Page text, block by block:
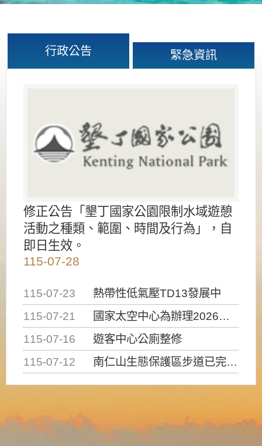
行政公告 緊急資訊
修正公告「墾丁國家公園限制水域遊憩
活動之種類、範圍、時間及行為」，自
即日生效。
115-07-28
115-07-23
熱帶性低氣壓TD13發展中
115-07-21
國家太空中心為辦理2026台灣盃火箭競賽，陸、海、空域警戒及協調相關事宜，因颱風備案事宜
115-07-16
遊客中心公廁整修
115-07-12
南仁山生態保護區步道已完成修復，自115年7月13日（星期一）起恢復開放入園，歡迎民眾依規定申請入園....